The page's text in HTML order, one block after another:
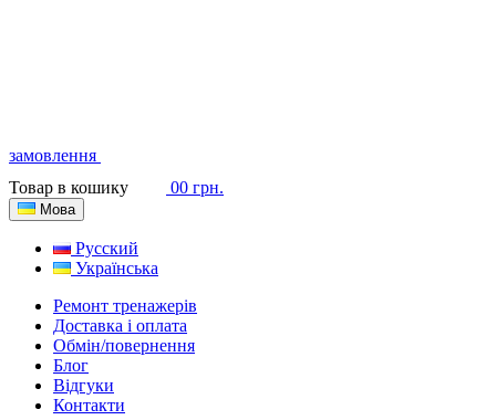
замовлення
Товар в кошику
00 грн.
Мова
Русский
Українська
Ремонт тренажерів
Доставка і оплата
Обмін/повернення
Блог
Відгуки
Контакти